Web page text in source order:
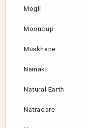
Mogli
Mooncup
Muskhane
Namaki
Natural Earth
Natracare